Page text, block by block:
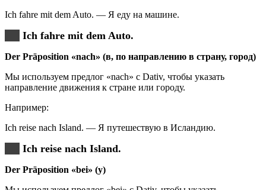
Ich fahre mit dem Auto. — Я еду на машине.
Ich fahre mit dem Auto.
Der Präposition «nach» (в, по направлению в страну, город)
Мы используем предлог «nach» с Dativ, чтобы указать
направление движения к стране или городу.
Например:
Ich reise nach Island. — Я путешествую в Исландию.
Ich reise nach Island.
Der Präposition «bei» (у)